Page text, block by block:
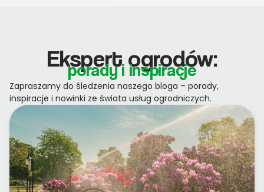
Ekspert ogrodów:
porady i inspiracje
Zapraszamy do śledzenia naszego bloga – porady,
inspiracje i nowinki ze świata usług ogrodniczych.